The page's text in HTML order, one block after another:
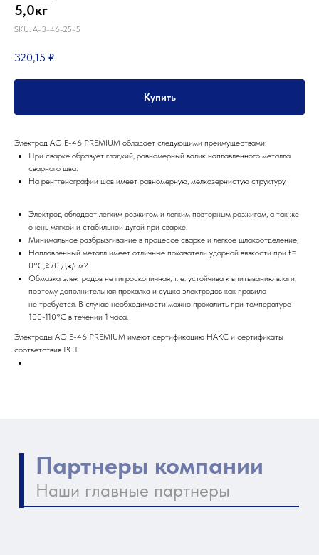
5,0кг
SKU: A-3-46-25-5
320,15 ₽
Купить
Электрод AG E-46 PREMIUM обладает следующими преимуществами:
При сварке образует гладкий, равномерный валик наплавленного металла
сварного шва.
На рентгенографии шов имеет равномерную, мелкозернистую структуру,
Электрод обладает легким розжигом и легким повторным розжигом, а так же
очень мягкой и стабильной дугой при сварке.
Минимальное разбрызгивание в процессе сварке и легкое шлакоотделение,
Наплавленный металл имеет отличные показатели ударной вязкости при t=
0°С,≥70 Дж/см2
Обмазка электродов не гигроскопичная, т. е. устойчива к впитыванию влаги,
поэтому дополнительная прокалка и сушка электродов как правило
не требуется. В случае необходимости можно прокалить при температуре
100-110°С в течении 1 часа.
Электроды AG E-46 PREMIUM имеют сертификацию НАКС и сертификаты
соответствия РСТ.
Партнеры компании
Наши главные партнеры